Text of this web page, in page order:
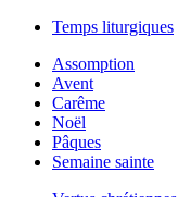
Temps liturgiques
Assomption
Avent
Carême
Noël
Pâques
Semaine sainte